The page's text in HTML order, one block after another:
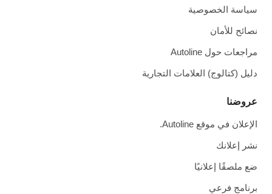
سياسة الخصوصية
نصائح للأمان
مراجعات حول Autoline
دليل (كتالوج) العلامات التجارية
عروضنا
الإعلان في موقع Autoline.
نشر إعلانك
ضع ملصقًا إعلانيًا
برنامج فرعي